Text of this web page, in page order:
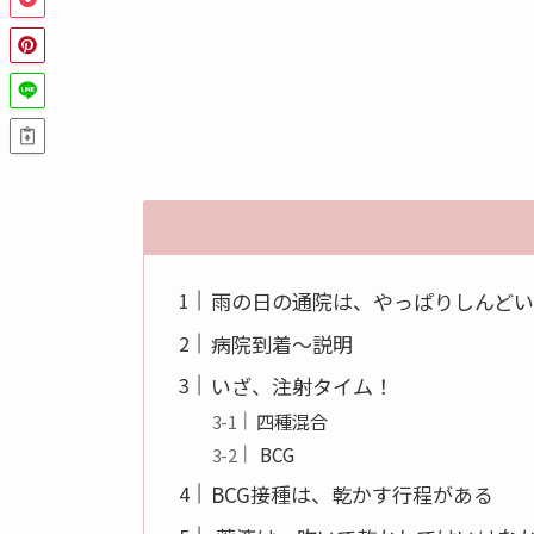
雨の日の通院は、やっぱりしんどい
病院到着～説明
いざ、注射タイム！
四種混合
BCG
BCG接種は、乾かす行程がある